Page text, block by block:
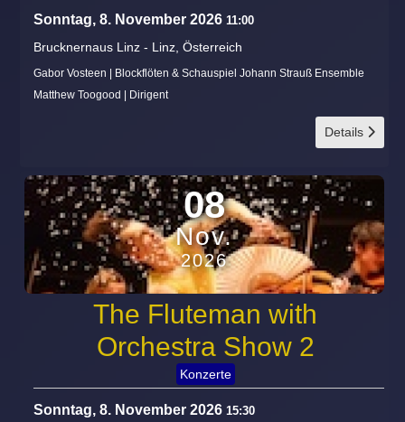
Sonntag, 8. November 2026 11:00
Brucknernaus Linz - Linz, Österreich
Gabor Vosteen | Blockflöten & Schauspiel Johann Strauß Ensemble
Matthew Toogood | Dirigent
Details
08
Nov.
2026
The Fluteman with
Orchestra Show 2
Konzerte
Sonntag, 8. November 2026 15:30